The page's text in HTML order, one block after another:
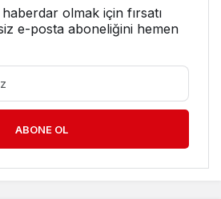
olmak için fırsatı
e-posta aboneliğini hemen
ABONE OL